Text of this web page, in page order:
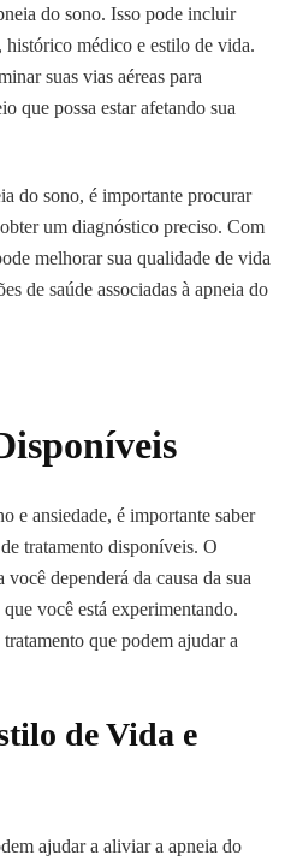
do sono. Isso pode incluir
histórico médico e estilo de vida.
suas vias aéreas para
que possa estar afetando sua
do sono, é importante procurar
um diagnóstico preciso. Com
melhorar sua qualidade de vida
de saúde associadas à apneia do
e ansiedade, é importante saber
tratamento disponíveis. O
dependerá da causa da sua
você está experimentando.
que podem ajudar a
de Vida e
ajudar a aliviar a apneia do